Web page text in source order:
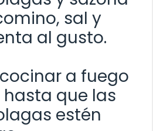
sal y
al gusto.
a fuego
que las
estén